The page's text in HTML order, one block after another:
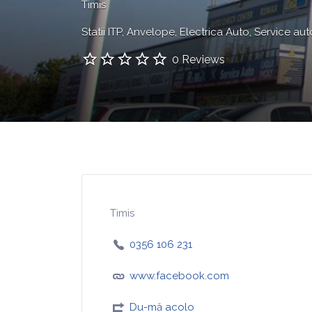
Timis
Statii ITP Anvelope Electrica Auto Service
0 Reviews
Timis
0356 106 231
www.facebook.com
Du-mă acolo